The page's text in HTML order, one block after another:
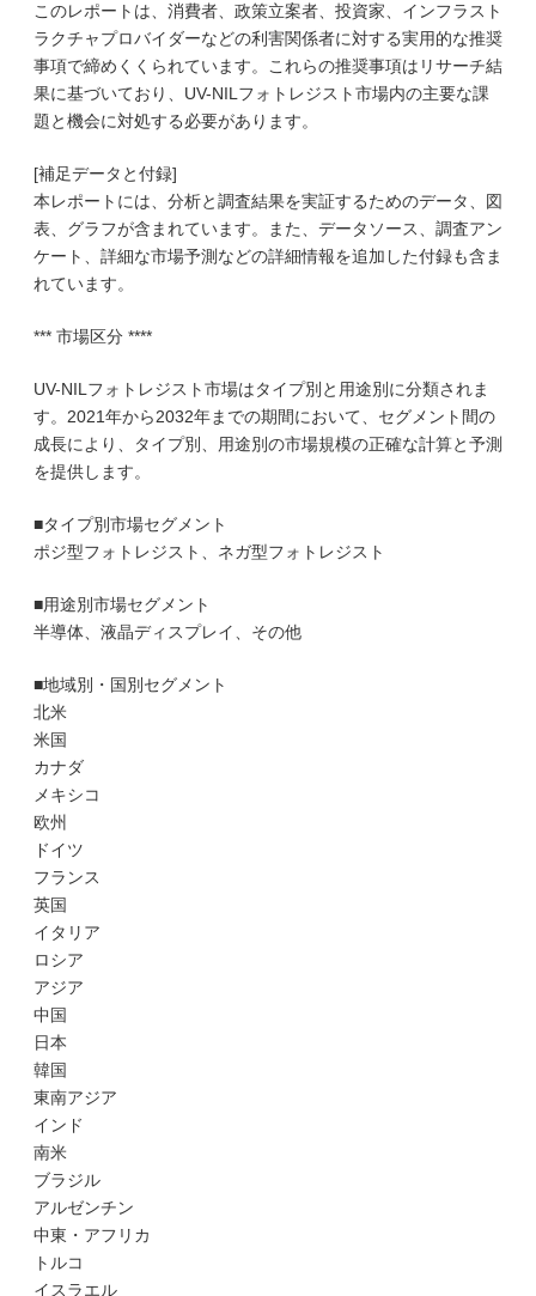
このレポートは、消費者、政策立案者、投資家、インフラスト
ラクチャプロバイダーなどの利害関係者に対する実用的な推奨
事項で締めくくられています。これらの推奨事項はリサーチ結
果に基づいており、UV-NILフォトレジスト市場内の主要な課
題と機会に対処する必要があります。
[補足データと付録]
本レポートには、分析と調査結果を実証するためのデータ、図
表、グラフが含まれています。また、データソース、調査アン
ケート、詳細な市場予測などの詳細情報を追加した付録も含ま
れています。
*** 市場区分 ****
UV-NILフォトレジスト市場はタイプ別と用途別に分類されま
す。2021年から2032年までの期間において、セグメント間の
成長により、タイプ別、用途別の市場規模の正確な計算と予測
を提供します。
■タイプ別市場セグメント
ポジ型フォトレジスト、ネガ型フォトレジスト
■用途別市場セグメント
半導体、液晶ディスプレイ、その他
■地域別・国別セグメント
北米
米国
カナダ
メキシコ
欧州
ドイツ
フランス
英国
イタリア
ロシア
アジア
中国
日本
韓国
東南アジア
インド
南米
ブラジル
アルゼンチン
中東・アフリカ
トルコ
イスラエル